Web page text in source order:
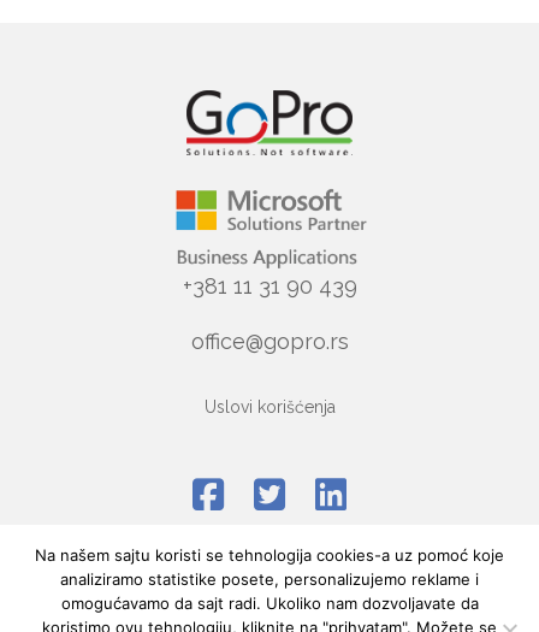
+381 11 31 90 439
office@gopro.rs
Uslovi korišćenja
Na našem sajtu koristi se tehnologija cookies-a uz pomoć koje
analiziramo statistike posete, personalizujemo reklame i
omogućavamo da sajt radi. Ukoliko nam dozvoljavate da
koristimo ovu tehnologiju, kliknite na "prihvatam". Možete se